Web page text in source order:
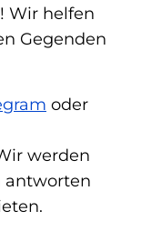
Wir helfen
Gegenden
oder
werden
antworten